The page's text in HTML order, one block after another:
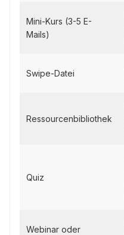
Mini-Kurs (3-5 E-
Mails)
Swipe-Datei
Ressourcenbibliothek
Quiz
Webinar oder